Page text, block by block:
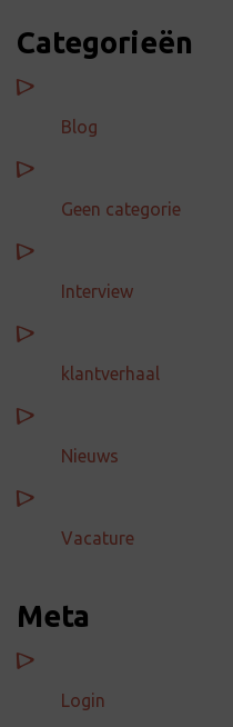
Categorieën
Blog
Geen categorie
Interview
klantverhaal
Nieuws
Vacature
Meta
Login